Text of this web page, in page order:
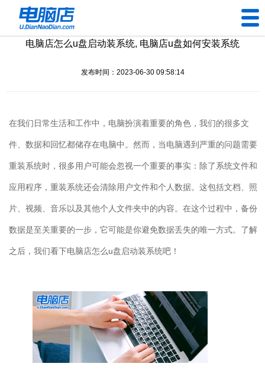
U盘工具
装机问题
电脑问题
电脑店怎么u盘启动装系统, 电脑店u盘如何安装系统
发布时间：2023-06-30 09:58:14
在我们日常生活和工作中，电脑扮演着重要的角色，我们的很多文
件、数据和回忆都储存在电脑中。然而，当电脑遇到严重的问题需要
重装系统时，很多用户可能会忽视一个重要的事实：除了系统文件和
应用程序，重装系统还会清除用户文件和个人数据。这包括文档、照
片、视频、音乐以及其他个人文件夹中的内容。在这个过程中，备份
数据是至关重要的一步，它可能是你避免数据丢失的唯一方式。了解
之后，我们看下电脑店怎么u盘启动装系统吧！